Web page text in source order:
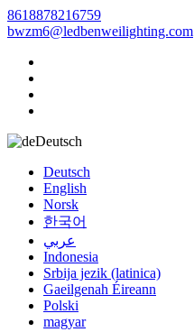
8618878216759
bwzm6@ledbenweilighting.com
Deutsch
Deutsch
English
Norsk
한국어
عربي
Indonesia
Srbija jezik (latinica)
Gaeilgenah Éireann
Polski
magyar